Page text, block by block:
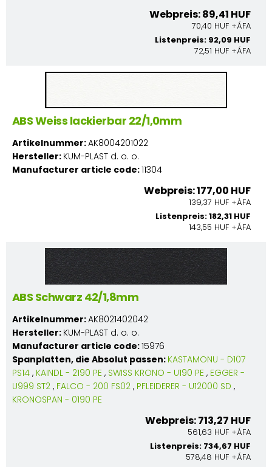
Webpreis: 89,41 HUF
70,40 HUF +ÁFA
Listenpreis: 92,09 HUF
72,51 HUF +ÁFA
ABS Weiss lackierbar 22/1,0mm
Artikelnummer:AK8004201022
Hersteller: KUM-PLAST d. o. o.
Manufacturer article code:11304
Webpreis: 177,00 HUF
139,37 HUF +ÁFA
Listenpreis: 182,31 HUF
143,55 HUF +ÁFA
ABS Schwarz 42/1,8mm
Artikelnummer:AK8021402042
Hersteller: KUM-PLAST d. o. o.
Manufacturer article code:15976
Spanplatten, die Absolut passen: KASTAMONU - D107
PS14 , KAINDL - 2190 PE , SWISS KRONO - U190 PE , EGGER -
U999 ST2 , FALCO - 200 FS02 , PFLEIDERER - U12000 SD ,
KRONOSPAN - 0190 PE
Webpreis: 713,27 HUF
561,63 HUF +ÁFA
Listenpreis: 734,67 HUF
578,48 HUF +ÁFA